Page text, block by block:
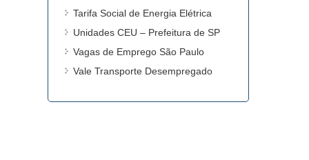
Tarifa Social de Energia Elétrica
Unidades CEU – Prefeitura de SP
Vagas de Emprego São Paulo
Vale Transporte Desempregado